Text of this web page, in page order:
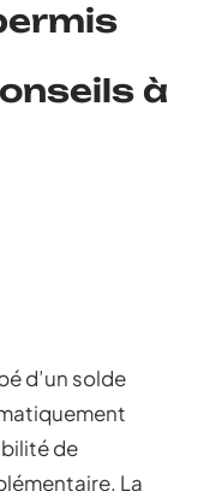
à
d’un solde
de
La